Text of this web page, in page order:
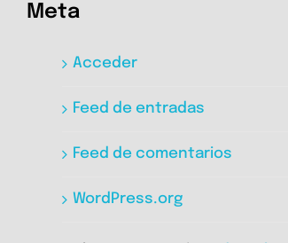
Meta
Acceder
Feed de entradas
Feed de comentarios
WordPress.org